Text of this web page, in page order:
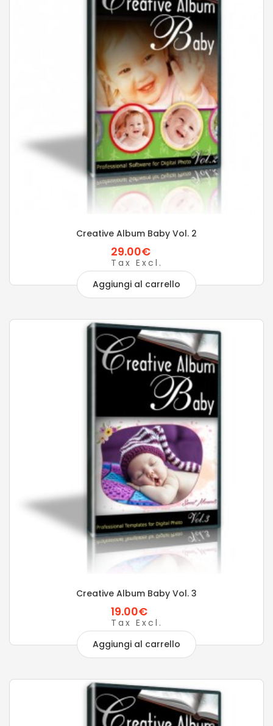
Creative Album Baby Vol. 2
29.00€
Tax Excl.
Aggiungi al carrello
Creative Album Baby Vol. 3
19.00€
Tax Excl.
Aggiungi al carrello